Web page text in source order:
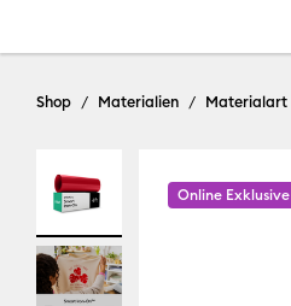
Shop Materialien Materialart
Online Exklusive